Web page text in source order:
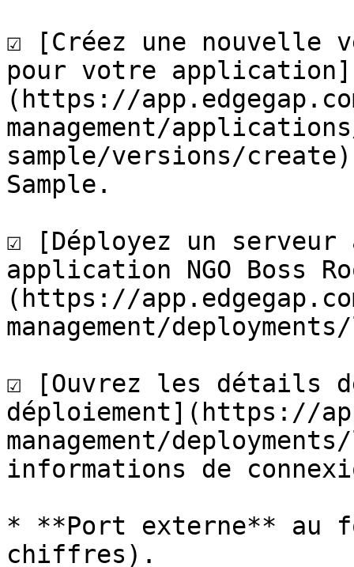
☑️ [Créez une nouvelle
pour votre application]
(https://
management/
sample/versions/
Sample.
☑️ [Déployez un
application NGO Boss
(https://
management/
☑️ [Ouvrez les détails
déploiement](https://
management/
informations de
* **Port externe** au
chiffres).